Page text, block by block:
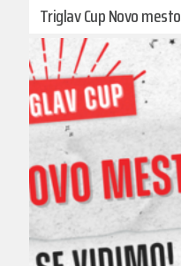
Triglav Cup Novo mesto